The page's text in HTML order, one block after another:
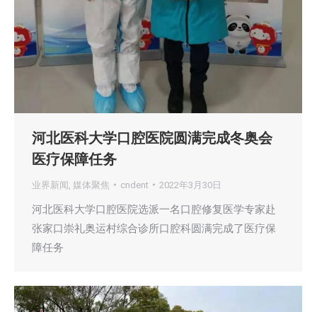
河北医科大学口腔医院圆满完成冬奥会
医疗保障任务
业界新闻 媒体聚焦 cndent 2022年3月30日
河北医科大学口腔医院选派一名口腔修复医学专家赴
张家口崇礼奥运村综合诊所口腔科圆满完成了医疗保
障任务